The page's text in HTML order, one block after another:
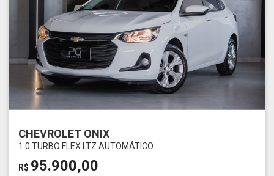
CHEVROLET ONIX
1.0 TURBO FLEX LTZ AUTOMÁTICO
R$ 95.900,00